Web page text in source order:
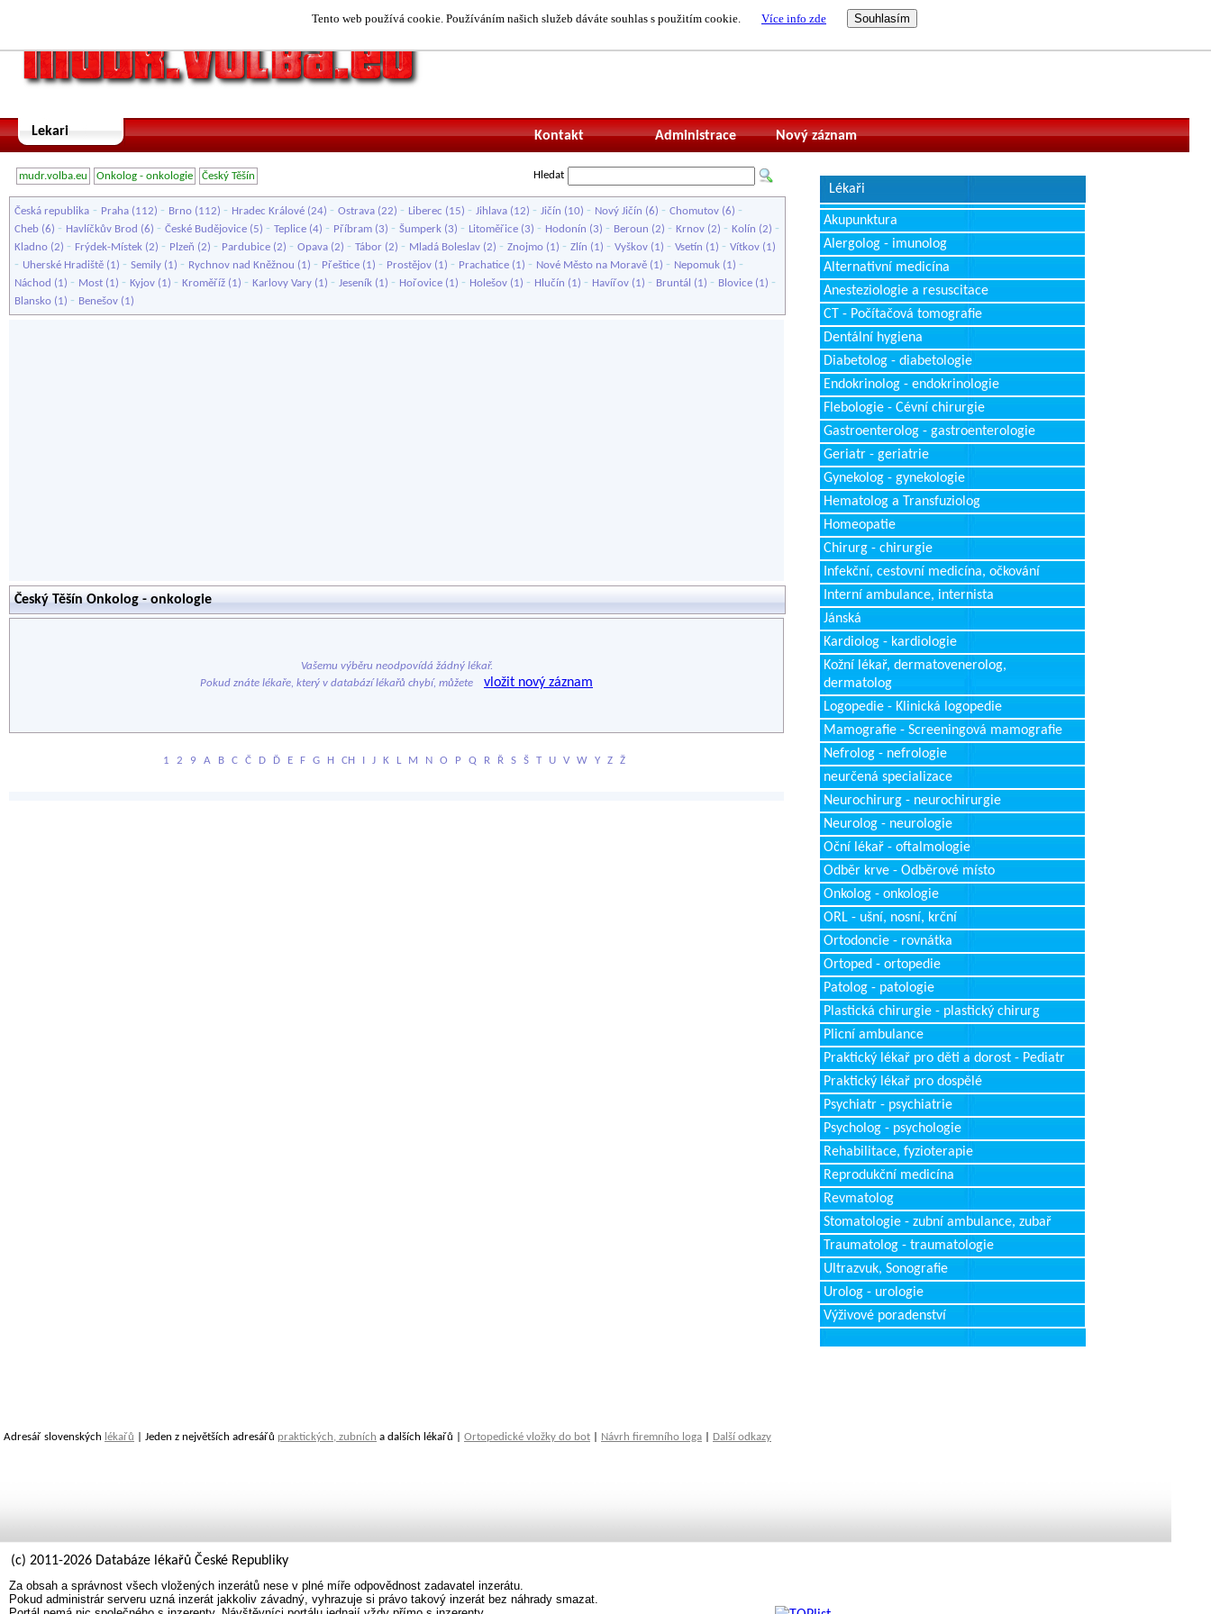
Tento web používá cookie. Používáním našich služeb dáváte souhlas s použitím cookie. Více info zde
Lekari Nový záznam
Administrace
Kontakt
mudr.volba.eu Onkolog - onkologie Český Těšín Hledat
Česká republika - Praha (112) - Brno (112) - Hradec Králové (24) - Ostrava (22) - Liberec (15) - Jihlava (12) - Jičín (10) - Nový Jičín (6) - Chomutov (6) -
Cheb (6) - Havlíčkův Brod (6) - České Budějovice (5) - Teplice (4) - Příbram (3) - Šumperk (3) - Litoměřice (3) - Hodonín (3) - Beroun (2) - Krnov (2) - Kolín (2) -
Kladno (2) - Frýdek-Místek (2) - Plzeň (2) - Pardubice (2) - Opava (2) - Tábor (2) - Mladá Boleslav (2) - Znojmo (1) - Zlín (1) - Vyškov (1) - Vsetín (1) - Vítkov (1)
- Uherské Hradiště (1) - Semily (1) - Rychnov nad Kněžnou (1) - Přeštice (1) - Prostějov (1) - Prachatice (1) - Nové Město na Moravě (1) - Nepomuk (1) -
Náchod (1) - Most (1) - Kyjov (1) - Kroměříž (1) - Karlovy Vary (1) - Jeseník (1) - Hořovice (1) - Holešov (1) - Hlučín (1) - Havířov (1) - Bruntál (1) - Blovice (1) -
Blansko (1) - Benešov (1)
Český Těšín Onkolog - onkologie
Vašemu výběru neodpovídá žádný lékař.
Pokud znáte lékaře, který v databází lékařů chybí, můžete
vložit nový záznam
1 2 9 A B C Č D Ď E F G H CH I J K L M N O P Q R Ř S Š T U V W Y Z Ž
Lékaři
Akupunktura
Alergolog - imunolog
Alternativní medicína
Anesteziologie a resuscitace
CT - Počítačová tomografie
Dentální hygiena
Diabetolog - diabetologie
Endokrinolog - endokrinologie
Flebologie - Cévní chirurgie
Gastroenterolog - gastroenterologie
Geriatr - geriatrie
Gynekolog - gynekologie
Hematolog a Transfuziolog
Homeopatie
Chirurg - chirurgie
Infekční, cestovní medicína, očkování
Interní ambulance, internista
Jánská
Kardiolog - kardiologie
Kožní lékař, dermatovenerolog,
dermatolog
Logopedie - Klinická logopedie
Mamografie - Screeningová mamografie
Nefrolog - nefrologie
neurčená specializace
Neurochirurg - neurochirurgie
Neurolog - neurologie
Oční lékař - oftalmologie
Odběr krve - Odběrové místo
Onkolog - onkologie
ORL - ušní, nosní, krční
Ortodoncie - rovnátka
Ortoped - ortopedie
Patolog - patologie
Plastická chirurgie - plastický chirurg
Plicní ambulance
Praktický lékař pro děti a dorost - Pediatr
Praktický lékař pro dospělé
Psychiatr - psychiatrie
Psycholog - psychologie
Rehabilitace, fyzioterapie
Reprodukční medicína
Revmatolog
Stomatologie - zubní ambulance, zubař
Traumatolog - traumatologie
Ultrazvuk, Sonografie
Urolog - urologie
Výživové poradenství
Adresář slovenských lékařů | Jeden z největších adresářů praktických, zubních a dalších lékařů | Ortopedické vložky do bot Návrh firemního loga Další odkazy
(c) 2011-2026 Databáze lékařů České Republiky
Za obsah a správnost všech vložených inzerátů nese v plné míře odpovědnost zadavatel inzerátu.
Pokud administrár serveru uzná inzerát jakkoliv závadný, vyhrazuje si právo takový inzerát bez náhrady smazat.